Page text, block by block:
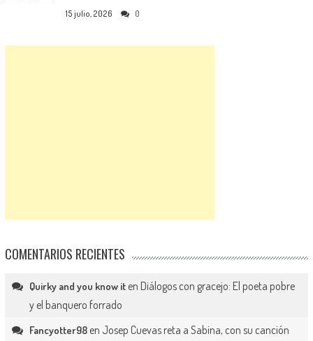
15 julio, 2026 0
COMENTARIOS RECIENTES
Quirky and you know iten Diálogos con gracejo: El poeta pobre
y el banquero forrado
Fancyotter98en Josep Cuevas reta a Sabina, con su canción